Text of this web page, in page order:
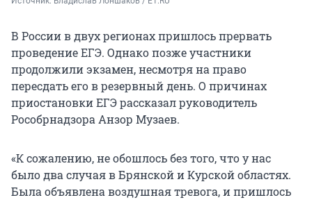
В России в двух регионах пришлось прервать
проведение ЕГЭ. Однако позже участники
продолжили экзамен, несмотря на право
пересдать его в резервный день. О причинах
приостановки ЕГЭ рассказал руководитель
Рособрнадзора Анзор Музаев.
«К сожалению, не обошлось без того, что у нас
было два случая в Брянской и Курской областях.
Была объявлена воздушная тревога, и пришлось